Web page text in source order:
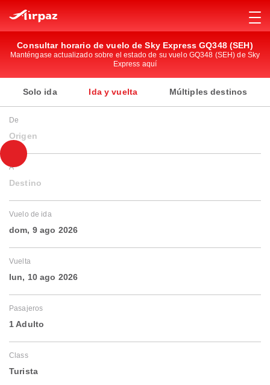
Consultar horario de vuelo de Sky Express GQ348 (SEH)
Manténgase actualizado sobre el estado de su vuelo GQ348 (SEH) de Sky
Express aquí
Solo ida Ida y vuelta Múltiples destinos
De
Origen
A
Destino
Vuelo de ida
dom, 9 ago 2026
Vuelta
lun, 10 ago 2026
Pasajeros
1 Adulto
Class
Turista